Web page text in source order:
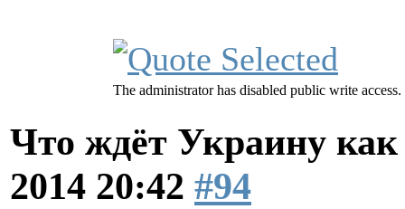
The administrator has disabled public write access.
Что ждёт Украину как
2014 20:42 #94